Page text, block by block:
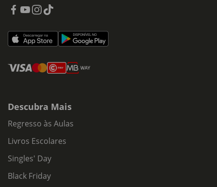
Descubra Mais
Regresso às Aulas
Livros Escolares
Singles' Day
Black Friday